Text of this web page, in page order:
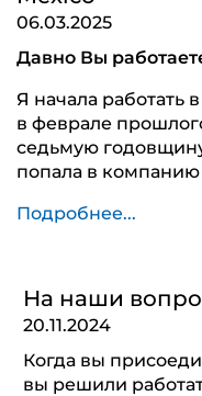
06.03.2025
Давно Вы
Я начала работать
в феврале
седьмую
попала в компанию
Подробнее...
На наши
20.11.2024
Когда вы
вы решили